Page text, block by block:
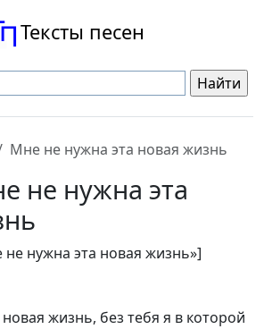
Тексты песен
Мне не нужна эта новая жизнь
не нужна эта
не нужна эта новая жизнь»]
жизнь, без тебя я в которой